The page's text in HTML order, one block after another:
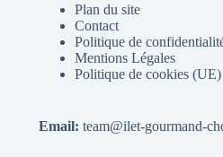
Plan du site
Contact
Politique de
Mentions Légales
Politique de cookies (UE)
Email: team@ilet-gourmand-